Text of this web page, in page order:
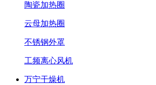
陶瓷加热圈
云母加热圈
不锈钢外罩
工频离心风机
万宁干燥机